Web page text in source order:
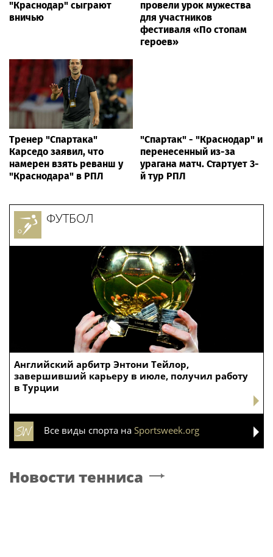
"Краснодар" сыграют
вничью
провели урок мужества
для участников
фестиваля «По стопам
героев»
Тренер "Спартака"
Карседо заявил, что
намерен взять реванш у
"Краснодара" в РПЛ
"Спартак" - "Краснодар" и
перенесенный из-за
урагана матч. Стартует 3-
й тур РПЛ
Английский арбитр Энтони Тейлор,
завершивший карьеру в июле, получил работу
в Турции
ФУТБОЛ
Все виды спорта на Sportsweek.org
Новости тенниса